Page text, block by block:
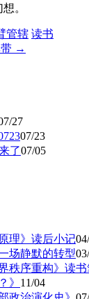
。
管辖 读书
带 →
27
07/23
了07/05
理》读后小记
场静默的转型
秩序重构》读
》 11/04